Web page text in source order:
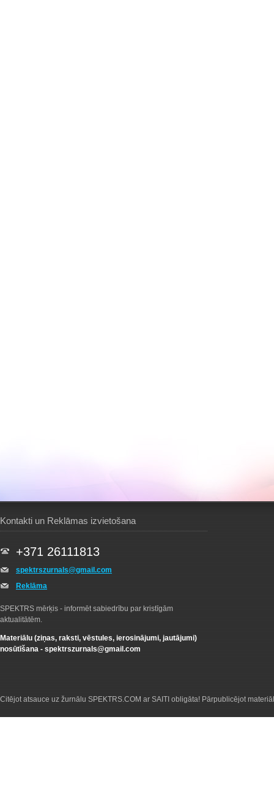
Kontakti un Reklāmas izvietošana
+371 26111813
spektrszurnals@gmail.com
Reklāma
SPEKTRS mērķis - informēt sabiedrību par kristīgām
aktualitātēm.
Materiālu (ziņas, raksti, vēstules, ierosinājumi, jautājumi)
nosūtīšana - spektrszurnals@gmail.com
Citējot atsauce uz žurnālu SPEKTRS.COM ar SAITI obligāta! Pārpublicējot